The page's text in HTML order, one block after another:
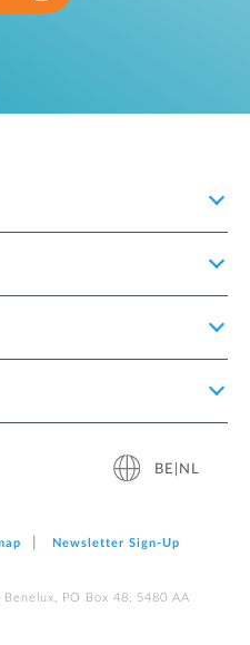
BE|NL
Newsletter Sign‑Up
PO Box 48, 5480 AA